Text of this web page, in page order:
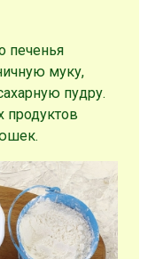
печенья
муку,
пудру.
продуктов